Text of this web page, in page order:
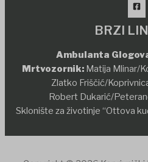
BRZI
Ambulanta
Mrtvozornik:Matija Mlinar/
Zlatko Friščić/
Robert Dukarić/
Sklonište za životinje “Ottova